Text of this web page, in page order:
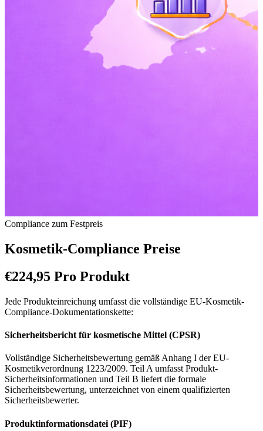
Compliance zum Festpreis
Kosmetik-Compliance Preise
Summary
Unkomplizierte Preise für Kosmetik-Compliance. Ein Preis pro
€224,95 Pro Produkt
Jede Produkteinreichung umfasst die vollständige EU-Kosmetik-
Compliance-Dokumentationskette:
Sicherheitsbericht für kosmetische Mittel (CPSR)
Vollständige Sicherheitsbewertung gemäß Anhang I der EU-
Kosmetikverordnung 1223/2009. Teil A umfasst Produkt-
Sicherheitsinformationen und Teil B liefert die formale
Sicherheitsbewertung, unterzeichnet von einem qualifizierten
Sicherheitsbewerter.
Produktinformationsdatei (PIF)